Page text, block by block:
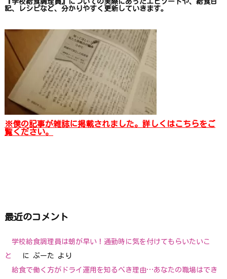
『学校給食調理員』についての実際にあったエピソードや、 給食日
記、レシピなど、 分かりやすく更新していきます。
※僕の記事が雑誌に掲載されました。詳しくはこちらをご
覧ください。
最近のコメント
学校給食調理員は朝が早い！通勤時に気を付けてもらいたいこ
と
に ぷーた より
給食で働く方がドライ運用を知るべき理由…あなたの職場はでき